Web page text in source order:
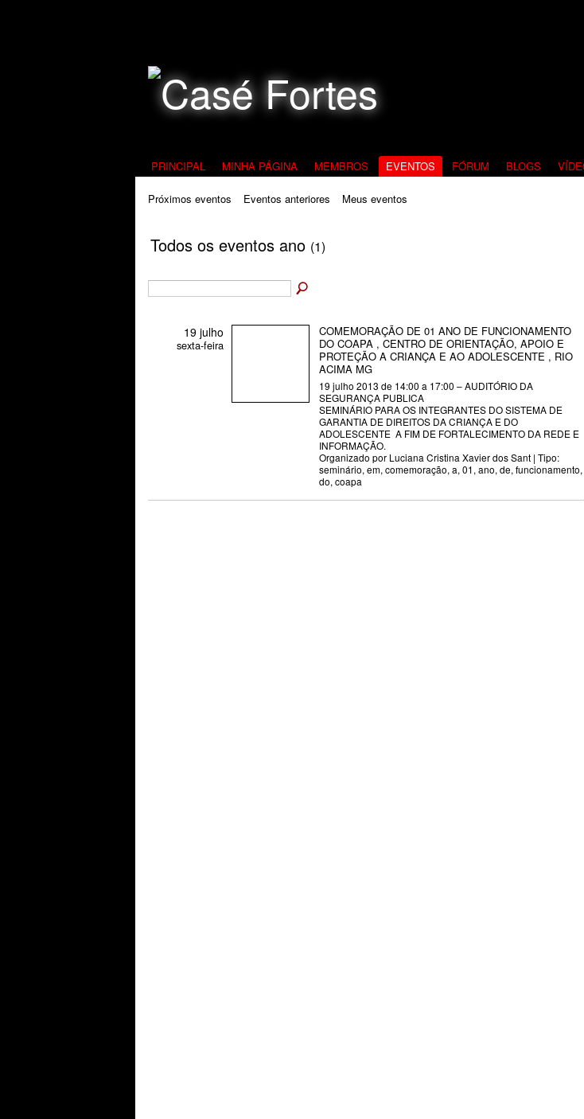
PRINCIPAL MINHA PÁGINA MEMBROS EVENTOS FÓRUM BLOGS
Próximos eventos Eventos anteriores Meus eventos
Todos os eventos ano (1)
19 julho
sexta-feira
COMEMORAÇÃO DE 01 ANO DE FUNCIONAMENTO
DO COAPA , CENTRO DE ORIENTAÇÃO, APOIO E
PROTEÇÃO A CRIANÇA E AO ADOLESCENTE , RIO
ACIMA MG
19 julho 2013 de 14:00 a 17:00 –AUDITÓRIO DA
SEGURANÇA PUBLICA
SEMINÁRIO PARA OS INTEGRANTES DO SISTEMA DE
GARANTIA DE DIREITOS DA CRIANÇA E DO
ADOLESCENTE A FIM DE FORTALECIMENTO DA REDE E
INFORMAÇÃO.
Organizado por Luciana Cristina Xavier dos Sant | Tipo:
seminário,em,comemoração,a,01,ano,de,funcionamento,
do,coapa